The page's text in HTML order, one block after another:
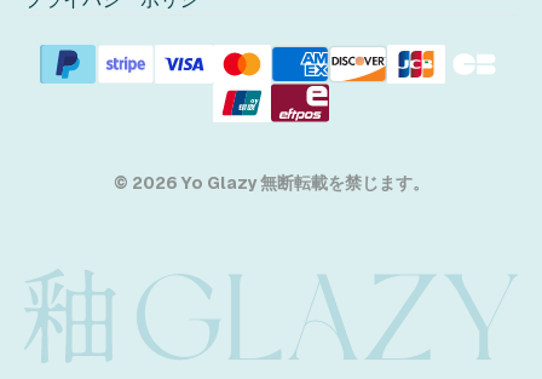
© 2026 Yo Glazy 無断転載を禁じます。